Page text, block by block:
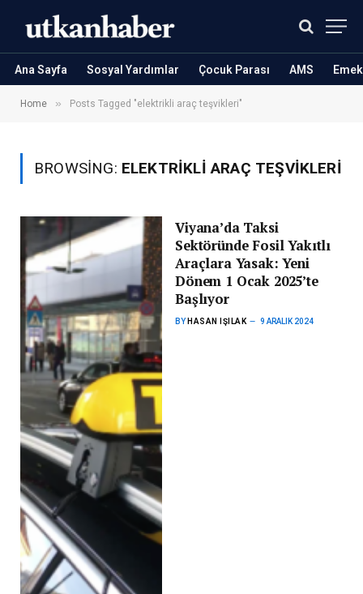
Ana Sayfa Sosyal Yardımlar Çocuk Parası AMS
Home » Posts Tagged "elektrikli araç teşvikleri"
BROWSING: ELEKTRIKLI ARAÇ TEŞVIKLERI
Viyana’da Taksi
Sektöründe Fosil Yakıtlı
Araçlara Yasak: Yeni
Dönem 1 Ocak 2025’te
Başlıyor
BY HASAN IŞILAK 9 ARALIK 2024